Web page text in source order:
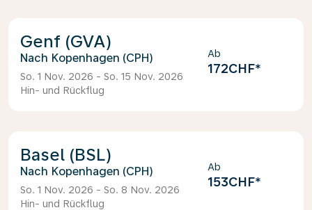
Genf (GVA)
Kopenhagen (CPH)
So. 1 Nov. 2026 - So. 15 Nov. 2026
Hin- und Rückflug
Ab
172CHF*
Basel (BSL)
Kopenhagen (CPH)
So. 1 Nov. 2026 - So. 8 Nov. 2026
Hin- und Rückflug
Ab
153CHF*